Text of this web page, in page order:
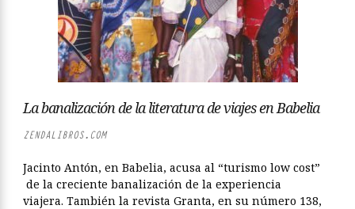
La banalización de la literatura de viajes en Babelia
ZENDALIBROS.COM
Jacinto Antón, en Babelia, acusa al “turismo low cost”
de la creciente banalización de la experiencia
viajera. También la revista Granta, en su número 138,